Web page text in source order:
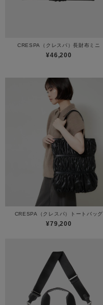
CRESPA（クレスパ）長財布ミニ
¥46,200
CRESPA（クレスパ）トートバッグ
¥79,200